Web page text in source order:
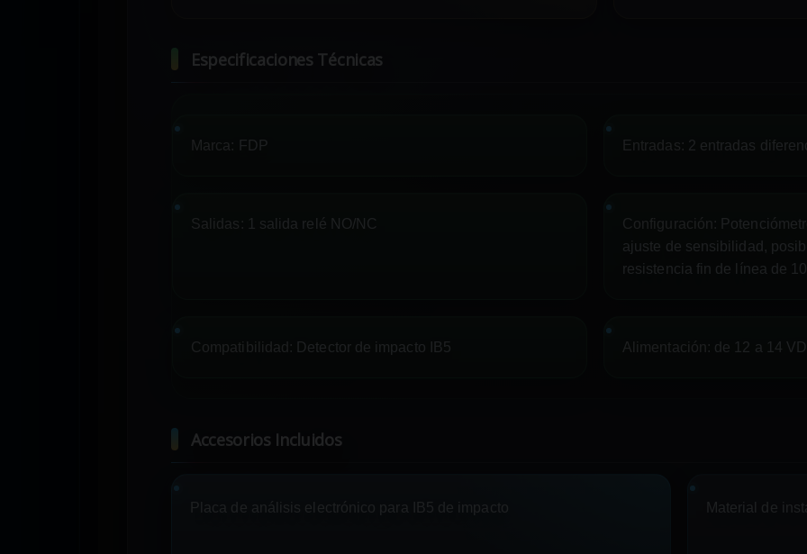
Especificaciones Técnicas
Marca: FDP Entradas: 2 entradas
Salidas: 1 salida relé NO/NC Configuración:
ajuste de sensibilidad,
resistencia fin de línea de
Compatibilidad: Detector de impacto IB5 Alimentación: de 12 a 14
Accesorios Incluidos
Placa de análisis electrónico para IB5 de impacto Material de